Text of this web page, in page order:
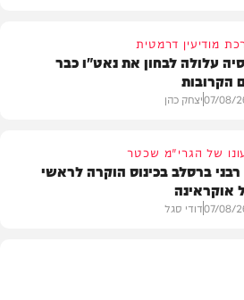
מודיעין דרמטית
עלולה לבחון את נאט"ו כבר
הקרובות
07/08/יצחק כהן
של הגרי"מ שכטר
רבני ברסלב בכינוס הוקרה לראשי
אוקראינה
07/08/דודי סגל